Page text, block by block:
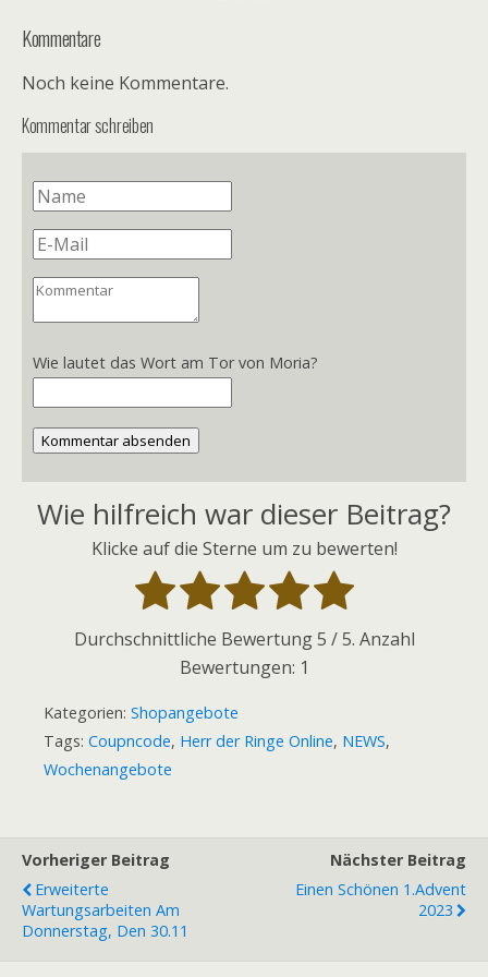
Kommentare
Noch keine Kommentare.
Kommentar schreiben
Wie lautet das Wort am Tor von Moria?
Kommentar absenden
Wie hilfreich war dieser Beitrag?
Klicke auf die Sterne um zu bewerten!
Durchschnittliche Bewertung5 / 5. Anzahl
Bewertungen: 1
Kategorien: Shopangebote
Tags: Coupncode, Herr der Ringe Online, NEWS,
Wochenangebote
Vorheriger Beitrag
Erweiterte
Wartungsarbeiten Am
Donnerstag, Den 30.11
Nächster Beitrag
Einen Schönen 1.Advent
2023